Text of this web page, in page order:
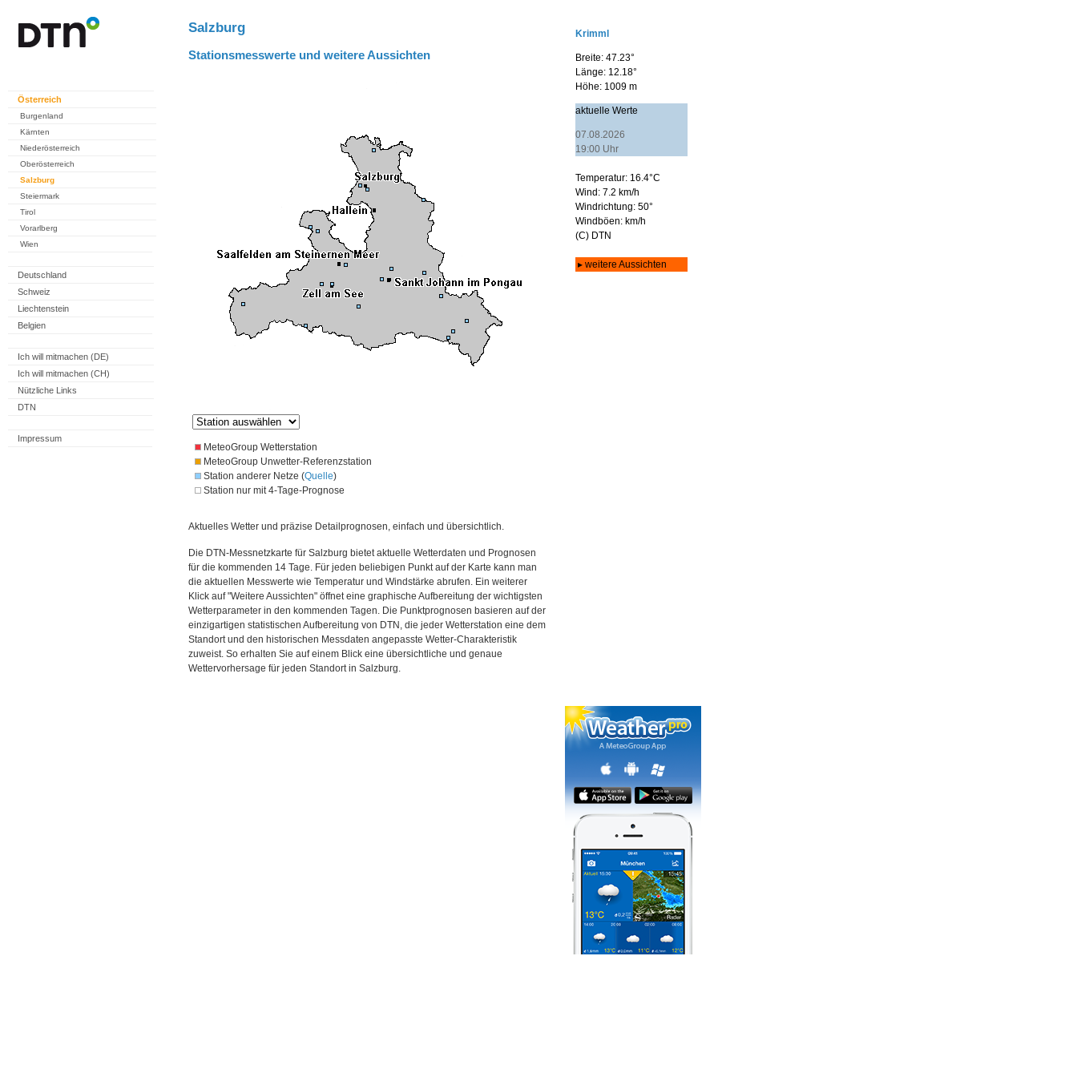
Österreich
Burgenland
Kärnten
Niederösterreich
Oberösterreich
Salzburg
Steiermark
Tirol
Vorarlberg
Wien
Deutschland
Schweiz
Liechtenstein
Belgien
Ich will mitmachen (DE)
Ich will mitmachen (CH)
Nützliche Links
DTN
Impressum
Salzburg
Stationsmesswerte und weitere Aussichten
MeteoGroup Wetterstation
MeteoGroup Unwetter-Referenzstation
Station anderer Netze (Quelle)
Station nur mit 4-Tage-Prognose
Aktuelles Wetter und präzise Detailprognosen, einfach und übersichtlich.
Die DTN-Messnetzkarte für Salzburg bietet aktuelle Wetterdaten und Prognosen
für die kommenden 14 Tage. Für jeden beliebigen Punkt auf der Karte kann man
die aktuellen Messwerte wie Temperatur und Windstärke abrufen. Ein weiterer
Klick auf "Weitere Aussichten" öffnet eine graphische Aufbereitung der wichtigsten
Wetterparameter in den kommenden Tagen. Die Punktprognosen basieren auf der
einzigartigen statistischen Aufbereitung von DTN, die jeder Wetterstation eine dem
Standort und den historischen Messdaten angepasste Wetter-Charakteristik
zuweist. So erhalten Sie auf einem Blick eine übersichtliche und genaue
Wettervorhersage für jeden Standort in Salzburg.